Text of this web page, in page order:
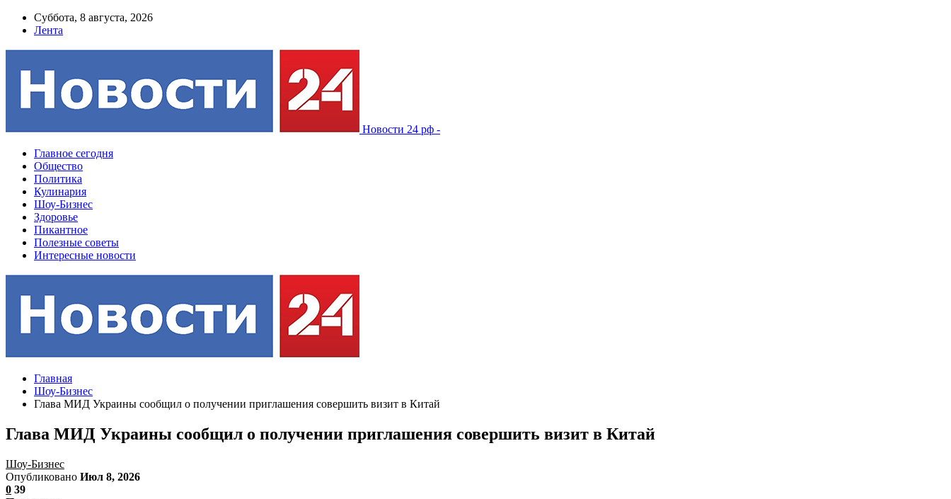
Суббота, 8 августа, 2026
Лента
Новости 24 рф -
Главное сегодня
Общество
Политика
Кулинария
Шоу-Бизнес
Здоровье
Пикантное
Полезные советы
Интересные новости
Главная
Шоу-Бизнес
Глава МИД Украины сообщил о получении приглашения совершить визит в Китай
Глава МИД Украины сообщил о получении приглашения совершить визит в Китай
Шоу-Бизнес
Опубликовано Июл 8, 2026
0 39